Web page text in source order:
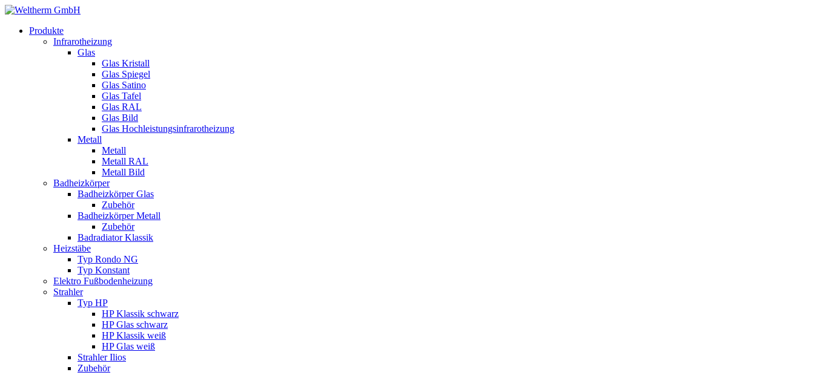
Produkte
Infrarotheizung
Glas
Glas Kristall
Glas Spiegel
Glas Satino
Glas Tafel
Glas RAL
Glas Bild
Glas Hochleistungsinfrarotheizung
Metall
Metall
Metall RAL
Metall Bild
Badheizkörper
Badheizkörper Glas
Zubehör
Badheizkörper Metall
Zubehör
Badradiator Klassik
Heizstäbe
Typ Rondo NG
Typ Konstant
Elektro Fußbodenheizung
Strahler
Typ HP
HP Klassik schwarz
HP Glas schwarz
HP Klassik weiß
HP Glas weiß
Strahler Ilios
Zubehör